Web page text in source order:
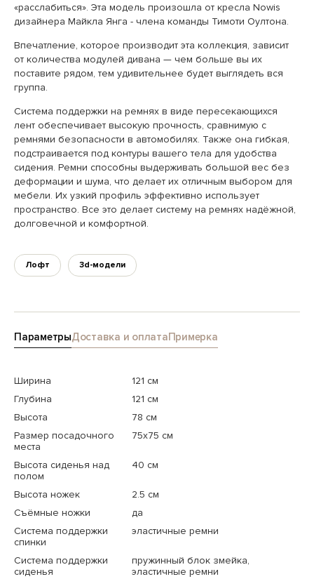
«расслабиться». Эта модель произошла от кресла Nowis
дизайнера Майкла Янга - члена команды Тимоти Оултона.
Впечатление, которое производит эта коллекция, зависит
от количества модулей дивана — чем больше вы их
поставите рядом, тем удивительнее будет выглядеть вся
группа.
Система поддержки на ремнях в виде пересекающихся
лент обеспечивает высокую прочность, сравнимую с
ремнями безопасности в автомобилях. Также она гибкая,
подстраивается под контуры вашего тела для удобства
сидения. Ремни способны выдерживать большой вес без
деформации и шума, что делает их отличным выбором для
мебели. Их узкий профиль эффективно использует
пространство. Все это делает систему на ремнях надёжной,
долговечной и комфортной.
Лофт 3d-модели
ПараметрыДоставка и оплатаПримерка
Ширина
121 см
Глубина
121 см
Высота
78 см
Размер посадочного
места
75x75 см
Высота сиденья над
полом
40 см
Высота ножек
2.5 см
Съёмные ножки
да
Система поддержки
спинки
эластичные ремни
Система поддержки
сиденья
пружинный блок змейка,
эластичные ремни